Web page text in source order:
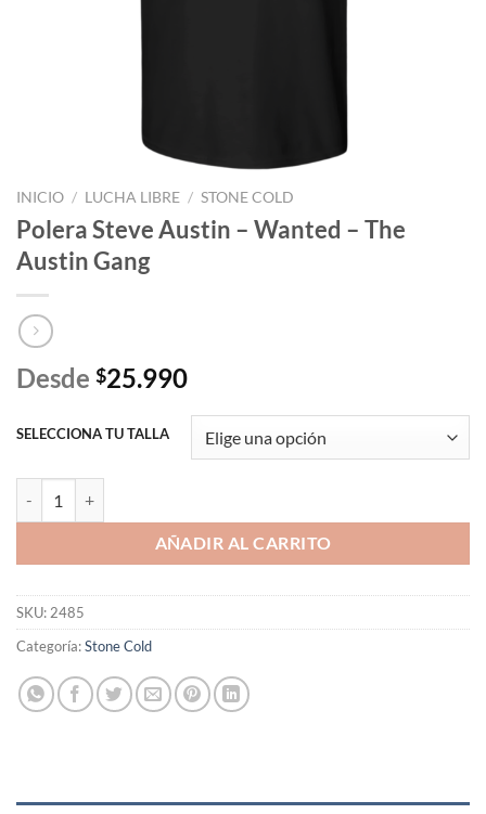
INICIO / LUCHA LIBRE / STONE COLD
Polera Steve Austin – Wanted – The
Austin Gang
Desde $25.990
SELECCIONA TU TALLA
AÑADIR AL CARRITO
SKU:2485
Categoría:Stone Cold